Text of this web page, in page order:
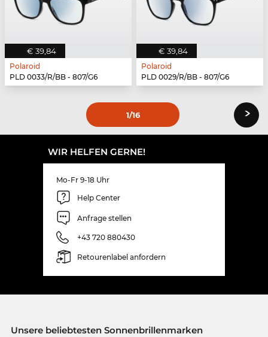
€ 39,84
Polaroid
PLD 0033/R/BB - 807/G6
€ 39,84
Polaroid
PLD 0029/R/BB - 807/G6
1/16 ›
WIR HELFEN GERNE!
Mo-Fr 9-18 Uhr
Help Center
Anfrage stellen
+43 720 880430
Retourenlabel anfordern
Unsere beliebtesten Sonnenbrillenmarken